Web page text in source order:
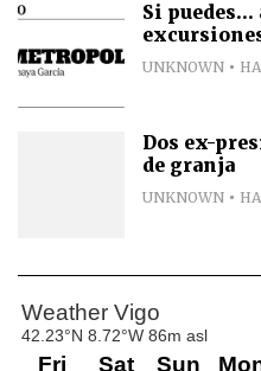
Si
UNKNOWN
Dos ex-
de granja
UNKNOWN